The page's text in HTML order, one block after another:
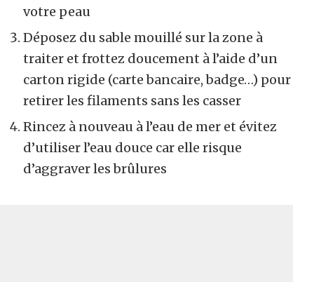
votre peau
Déposez du sable mouillé sur la zone à
traiter et frottez doucement à l’aide d’un
carton rigide (carte bancaire, badge…) pour
retirer les filaments sans les casser
Rincez à nouveau à l’eau de mer et évitez
d’utiliser l’eau douce car elle risque
d’aggraver les brûlures